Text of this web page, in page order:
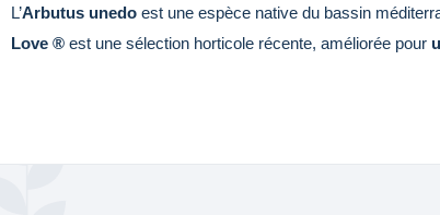
L’Arbutus unedo est une espèce native du bassin
Love ® est une sélection horticole récente, améliorée pour